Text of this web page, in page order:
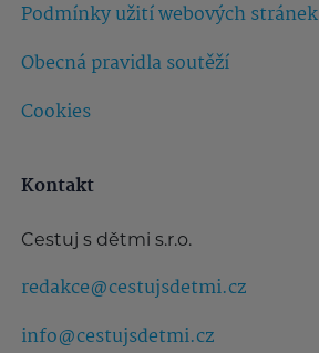
Podmínky užití webových stránek
Obecná pravidla soutěží
Cookies
Kontakt
Cestuj s dětmi s.r.o.
redakce@cestujsdetmi.cz
info@cestujsdetmi.cz